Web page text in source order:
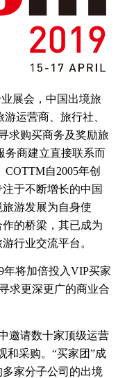
展会，中国出境旅
运营商、旅行社、
求购买商务及奖励旅
务商建立直接联系而
COTTM自2005年创
于不断增长的中国
游发展为自身使
的桥梁，其已成为
行业交流平台。
年将加倍投入VIP买家
求更深更广的商业合
邀请数十家顶级运营
和采购。“买家团”成
家分子公司的出境